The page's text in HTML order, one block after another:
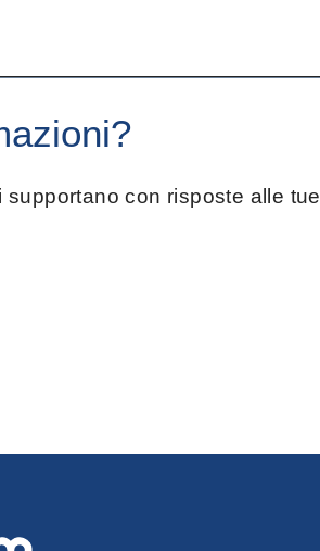
con risposte alle tue